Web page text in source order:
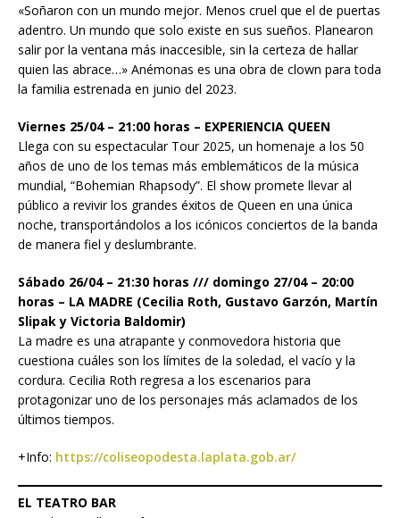
«Soñaron con un mundo mejor. Menos cruel que el de puertas
adentro. Un mundo que solo existe en sus sueños. Planearon
salir por la ventana más inaccesible, sin la certeza de hallar
quien las abrace…» Anémonas es una obra de clown para toda
la familia estrenada en junio del 2023.
Viernes 25/04 – 21:00 horas – EXPERIENCIA QUEEN
Llega con su espectacular Tour 2025, un homenaje a los 50
años de uno de los temas más emblemáticos de la música
mundial, “Bohemian Rhapsody”. El show promete llevar al
público a revivir los grandes éxitos de Queen en una única
noche, transportándolos a los icónicos conciertos de la banda
de manera fiel y deslumbrante.
Sábado 26/04 – 21:30 horas /// domingo 27/04 – 20:00
horas – LA MADRE (Cecilia Roth, Gustavo Garzón, Martín
Slipak y Victoria Baldomir)
La madre es una atrapante y conmovedora historia que
cuestiona cuáles son los límites de la soledad, el vacío y la
cordura. Cecilia Roth regresa a los escenarios para
protagonizar uno de los personajes más aclamados de los
últimos tiempos.
+Info: https://coliseopodesta.laplata.gob.ar/
EL TEATRO BAR